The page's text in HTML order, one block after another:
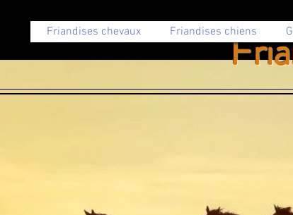
Friandises chevaux Friandises chiens